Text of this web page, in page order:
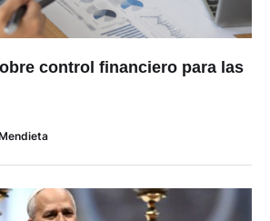
control financiero para las